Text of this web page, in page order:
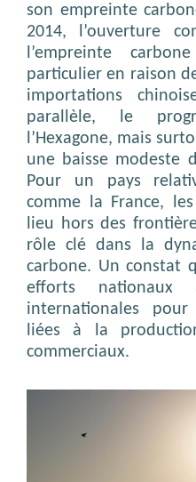
son empreinte
2014, l’ouverture
l’empreinte
particulier en raison
importations
parallèle, le
l’Hexagone, mais
une baisse modeste
Pour un pays
comme la France,
lieu hors des
rôle clé dans la
carbone. Un constat
efforts nationaux
internationales
liées à la
commerciaux.